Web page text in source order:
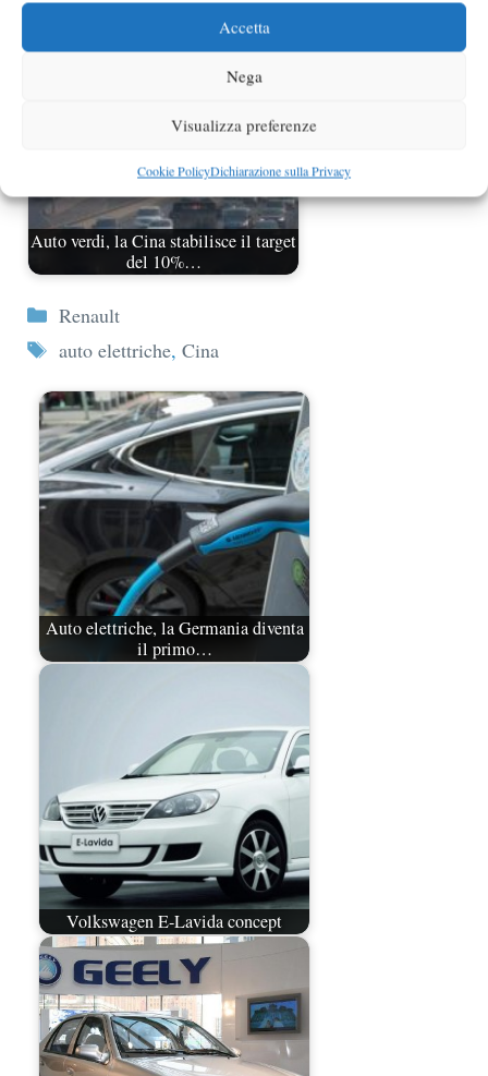
Accetta
Nega
Visualizza preferenze
Cookie PolicyDichiarazione sulla Privacy
Auto verdi, la Cina stabilisce il target
del 10%…
Categorie
Renault
Tag
auto elettriche, Cina
Auto elettriche, la Germania diventa
il primo…
Volkswagen E-Lavida concept